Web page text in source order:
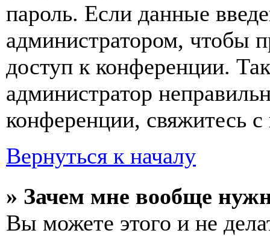
пароль. Если данные
администратором, чтобы
доступ к конференции.
администратор
конференции, свяжитесь
Вернуться к началу
» Зачем мне вообще
Вы можете этого и не